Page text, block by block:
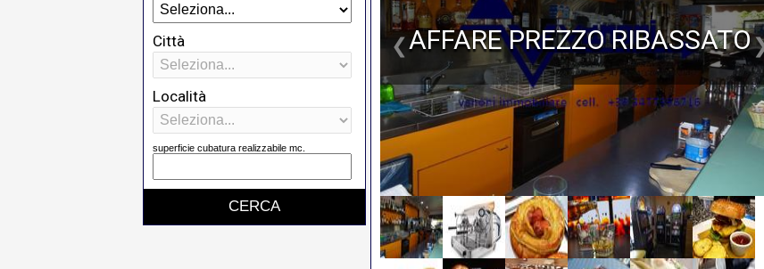
Città
Località
superficie cubatura realizzabile mc.
❮AFFARE PREZZO RIBASSATO